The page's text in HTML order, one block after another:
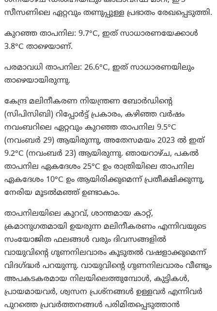
സീസണിലെ ഏറ്റവും തണുപ്പുള്ള പ്രഭാതം രേഖപ്പെടുത്തി.
കുറഞ്ഞ താപനില: 9.7°C, ഇത് സാധാരണയേക്കാൾ
3.8°C താഴെയാണ്.
പരമാവധി താപനില: 26.6°C, ഇത് സാധാരണയിലും
താഴെയായിരുന്നു.
കേന്ദ്ര മലിനീകരണ നിയന്ത്രണ ബോർഡിന്റെ
(സിപിസിബി) റിപ്പോര്‍ട്ട് പ്രകാരം, കഴിഞ്ഞ വർഷം
നവംബറിലെ ഏറ്റവും കുറഞ്ഞ താപനില 9.5°C
(നവംബർ 29) ആയിരുന്നു, അതേസമയം 2023 ൽ ഇത്
9.2°C (നവംബർ 23) ആയിരുന്നു. ഞായറാഴ്ച, പകൽ
താപനില ഏകദേശം 25°C ഉം രാത്രിയിലെ താപനില
ഏകദേശം 10°C ഉം ആയിരിക്കുമെന്ന് പ്രതീക്ഷിക്കുന്നു,
നേരിയ മൂടൽമഞ്ഞ് ഉണ്ടാകാം.
താപനിലയിലെ കുറവ്, ശാന്തമായ കാറ്റ്,
ക്രമാനുഗതമായി ഉയരുന്ന മലിനീകരണം എന്നിവയുടെ
സംയോജിത ഫലങ്ങൾ വരും ദിവസങ്ങളിൽ
വായുവിന്റെ ഗുണനിലവാരം കൂടുതൽ വഷളാക്കുമെന്ന്
വിദഗ്ദ്ധർ പറയുന്നു. വായുവിന്റെ ഗുണനിലവാരം വീണ്ടും
അപകടകരമായ നിലയിലെത്തുമ്പോൾ, കുട്ടികൾ,
പ്രായമായവർ, ശ്വസന പ്രശ്നങ്ങൾ ഉള്ളവർ എന്നിവർ
പുറത്തെ പ്രവർത്തനങ്ങൾ പരിമിതപ്പെടുത്താൻ